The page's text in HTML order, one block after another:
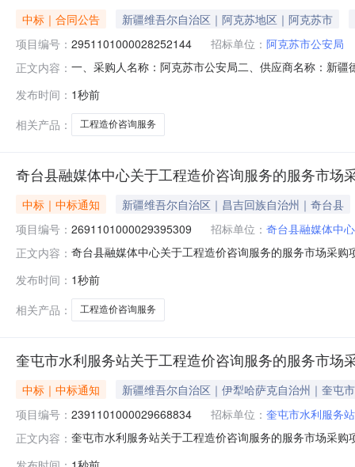
中标｜合同公告
新疆维吾尔自治区｜阿克苏地区｜阿克苏市
项目编号： 2951101000028252144 招标单位： 阿克苏市公安局
正文内容： 一、采购人名称：阿克苏市公安局二、供应商名称：新
七、其它事项：详见附件中的合同文件八、联系方式1
发布时间： 1秒前
相关产品：
工程造价咨询服务
奇台县融媒体中心关于工程造价咨询服务的服务市场
中标｜中标通知
新疆维吾尔自治区｜昌吉回族自治州｜奇台县
项目编号： 2691101000029395309 招标单位： 奇台县融媒体中
正文内容： 奇台县融媒体中心关于工程造价咨询服务的服务市场采
在行政区划编码:652325项目所在行政区划名称:新疆维
发布时间： 1秒前
相关产品：
工程造价咨询服务
奎屯市水利服务站关于工程造价咨询服务的服务市场
中标｜中标通知
新疆维吾尔自治区｜伊犁哈萨克自治州｜奎屯市
项目编号： 2391101000029668834 招标单位： 奎屯市水利服务站
正文内容： 奎屯市水利服务站关于工程造价咨询服务的服务市场采